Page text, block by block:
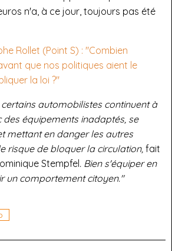
n'a, à ce jour, toujours pas été
Rollet (Point S) : "Combien
que nos politiques aient le
la loi ?"
automobilistes continuent à
des équipements inadaptés, se
mettant en danger les autres
risque de bloquer la circulation, fait
Stempfel. Bien s'équiper en
un comportement citoyen."